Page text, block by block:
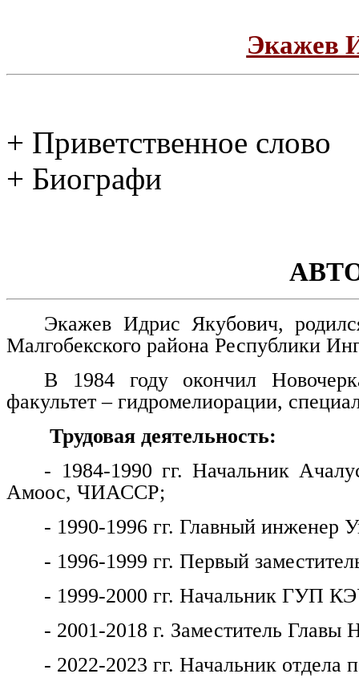
Экажев
+ Приветственное слово
+ Биографи
Экажев Идрис Якубович,
Малгобекского района Республики
В 1984 году окончил
факультет – гидромелиорации,
Трудовая деятельность:
- 1984-1990 гг. Начальник
Амоос, ЧИАССР;
- 1990-1996 гг. Главный
- 1996-1999 гг. Первый
- 1999-2000 гг. Начальник ГУП
- 2001-2018 г. Заместитель Главы
- 2022-2023 гг. Начальник